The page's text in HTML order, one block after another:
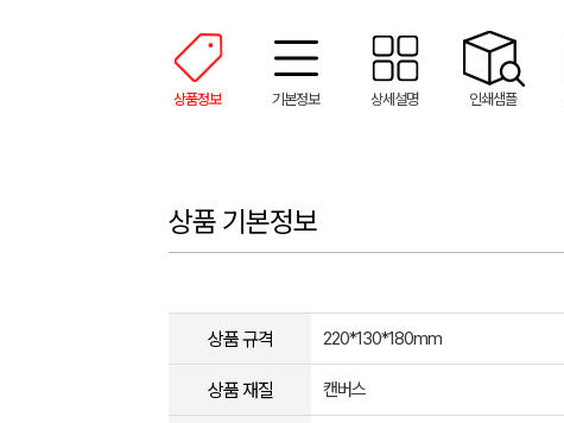
상품정보 기본정보 상세설명 인쇄샘플
상품 기본정보
상품 규격 220*130*180mm
상품 재질 캔버스